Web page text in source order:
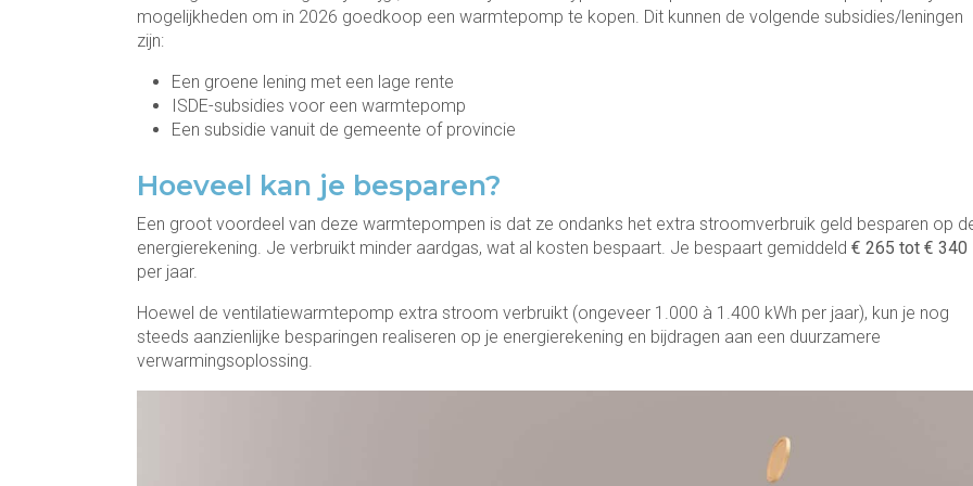
mogelijkheden om in 2026 goedkoop een warmtepomp te kopen. Dit kunnen de volgende subsidies/leningen
zijn:
Een groene lening met een lage rente
ISDE-subsidies voor een warmtepomp
Een subsidie vanuit de gemeente of provincie
Hoeveel kan je besparen?
Een groot voordeel van deze warmtepompen is dat ze ondanks het extra stroomverbruik geld besparen op
energierekening. Je verbruikt minder aardgas, wat al kosten bespaart. Je bespaart gemiddeld € 265 tot € 340
per jaar.
Hoewel de ventilatiewarmtepomp extra stroom verbruikt (ongeveer 1.000 à 1.400 kWh per jaar), kun je nog
steeds aanzienlijke besparingen realiseren op je energierekening en bijdragen aan een duurzamere
verwarmingsoplossing.